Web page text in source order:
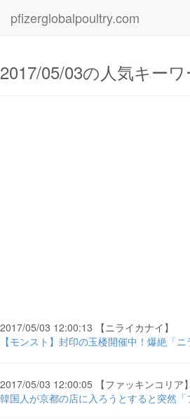
pfizerglobalpoultry.com
2017/05/03の人気キーワ
2017/05/03 12:00:13 【ニライカナイ】
【モンスト】封印の玉楼開催中！爆絶「
2017/05/03 12:00:05 【ファッキンコリア】
韓国人が京都の店に入ろうとすると突然